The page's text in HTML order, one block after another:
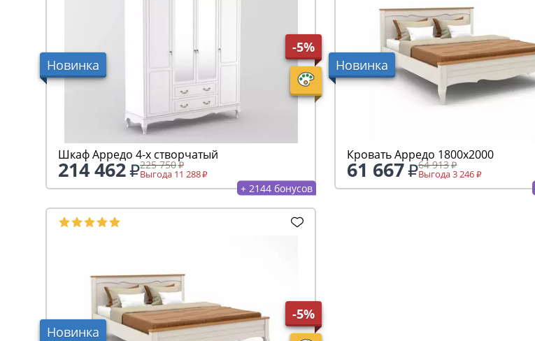
Новинка
-5%
Шкаф Арредо 4-х створчатый
214 462 225 750
Выгода 11 288
+ 2144 бонусов
Новинка
Кровать Арредо 1800х2000
61 667 64 913
Выгода 3 246
Новинка
-5%